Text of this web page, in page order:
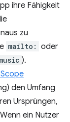
ihre Fähigkeit
zu
mailto: oder
).
den Umfang
Ursprüngen,
ein Nutzer